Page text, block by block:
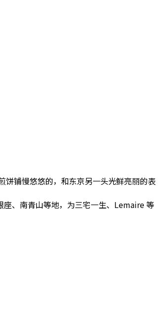
铺慢悠悠的，和东京另一头光鲜亮丽的表
座、南青山等地，为三宅一生、Lemaire 等